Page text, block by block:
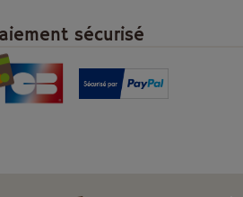
sécurisé